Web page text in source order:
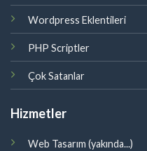
Wordpress Eklentileri
PHP Scriptler
Çok Satanlar
Hizmetler
Web Tasarım (yakında...)